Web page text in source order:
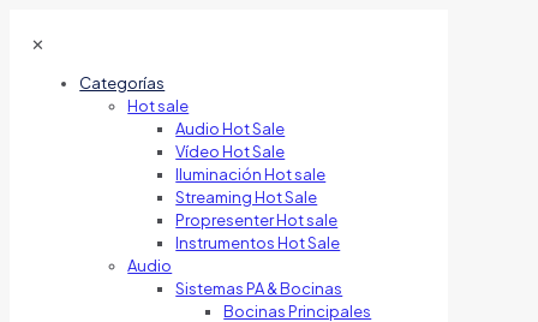
✕
Categorías
Hot sale
Audio Hot Sale
Vídeo Hot Sale
Iluminación Hot sale
Streaming Hot Sale
Propresenter Hot sale
Instrumentos Hot Sale
Audio
Sistemas PA & Bocinas
Bocinas Principales